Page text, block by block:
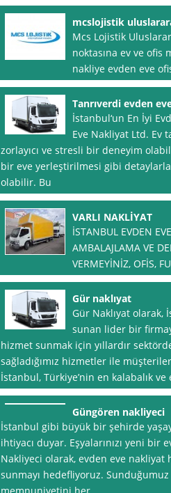
mcslojistik
Mcs Lojistik
noktasına ev ve ofis
nakliye evden eve
Tanrıverdi evden
İstanbul‘un En İyi
Eve Nakliyat Ltd. Ev
zorlayıcı ve stresli bir deneyim
bir eve yerleştirilmesi gibi
olabilir. Bu
VARLI NAKLİYAT
İSTANBUL EVDEN
AMBALAJLAMA VE
VERMEYİNİZ, OFİS,
Gür naklıyat
Gür Naklıyat olarak,
sunan lider bir
hizmet sunmak için yıllardır
sağladığımız hizmetler ile
İstanbul, Türkiye’nin en kalabalık
Güngören nakliyeci
İstanbul gibi büyük bir şehirde
ihtiyacı duyar. Eşyalarınızı yeni
Nakliyeci olarak, evden eve
sunmayı hedefliyoruz.